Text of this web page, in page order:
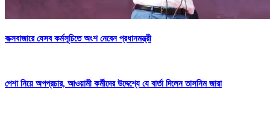
কক্সবাজারে যেসব কর্মসূচিতে অংশ নেবেন প্রধানমন্ত্রী
পেশা নিয়ে অপপ্রচার, আওয়ামী কর্মীদের উদ্দেশ্যে যে বার্তা দিলেন তাসনিম জারা